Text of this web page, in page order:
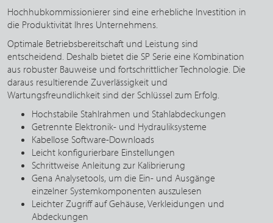
Hochhubkommissionierer sind eine erhebliche Investition in
die Produktivität Ihres Unternehmens.
Optimale Betriebsbereitschaft und Leistung sind
entscheidend. Deshalb bietet die SP Serie eine Kombination
aus robuster Bauweise und fortschrittlicher Technologie. Die
daraus resultierende Zuverlässigkeit und
Wartungsfreundlichkeit sind der Schlüssel zum Erfolg.
Hochstabile Stahlrahmen und Stahlabdeckungen
Getrennte Elektronik- und Hydrauliksysteme
Kabellose Software-Downloads
Leicht konfigurierbare Einstellungen
Schrittweise Anleitung zur Kalibrierung
Gena Analysetools, um die Ein- und Ausgänge
einzelner Systemkomponenten auszulesen
Leichter Zugriff auf Gehäuse, Verkleidungen und
Abdeckungen